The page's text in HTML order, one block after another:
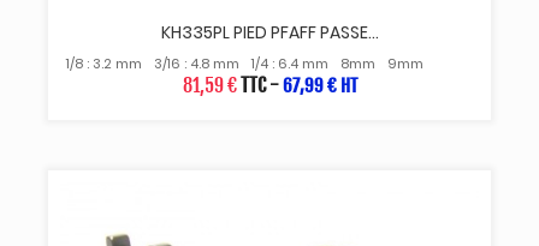
KH335PL PIED PFAFF PASSE...
1/8 : 3.2 mm 3/16 : 4.8 mm 1/4 : 6.4 mm 8mm 9mm
81,59 €TTC-67,99 € HT